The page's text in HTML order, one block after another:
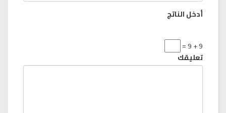
أدخل الناتج
9 + 9 =
تعليقك